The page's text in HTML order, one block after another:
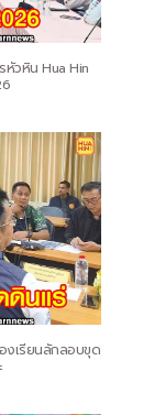
หัวหิน Hua Hin
งเรียนลักลอบขุด